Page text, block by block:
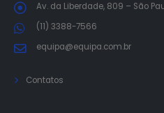
Av. da Liberdade, 809 – São
(11) 3388-7566
equipa@equipa.com.br
Contatos